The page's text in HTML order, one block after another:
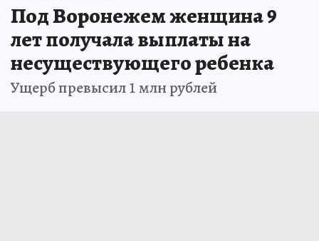
Под Воронежем женщина 9
лет получала выплаты на
несуществующего ребенка
Ущерб превысил 1 млн рублей